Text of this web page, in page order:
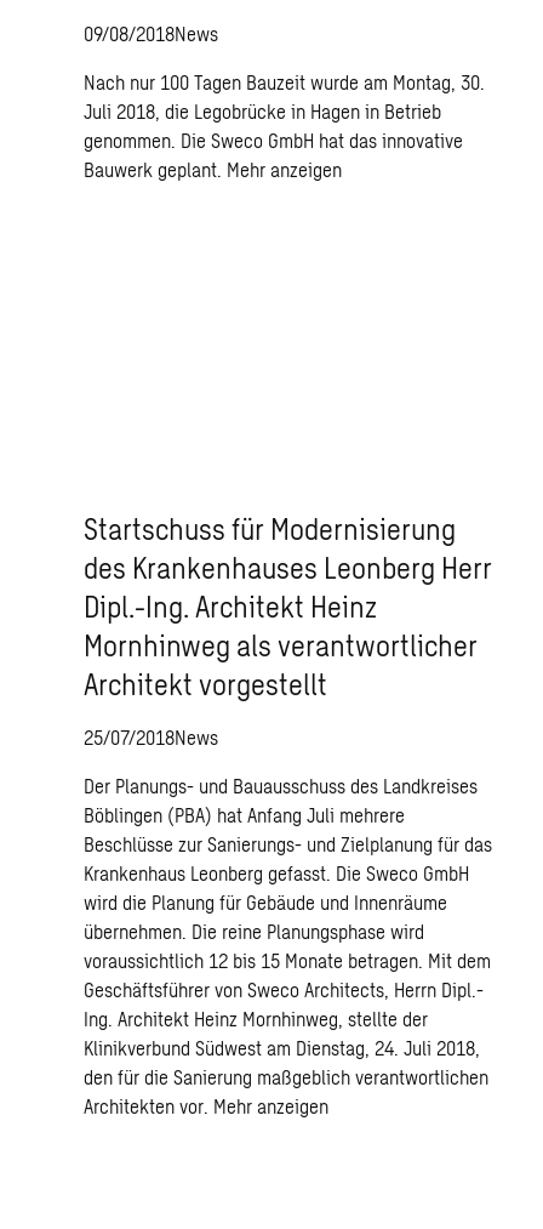
09/08/2018News
Nach nur 100 Tagen Bauzeit wurde am Montag, 30.
Juli 2018, die Legobrücke in Hagen in Betrieb
genommen. Die Sweco GmbH hat das innovative
Bauwerk geplant. Mehr anzeigen
Startschuss für Modernisierung
des Krankenhauses Leonberg Herr
Dipl.-Ing. Architekt Heinz
Mornhinweg als verantwortlicher
Architekt vorgestellt
25/07/2018News
Der Planungs- und Bauausschuss des Landkreises
Böblingen (PBA) hat Anfang Juli mehrere
Beschlüsse zur Sanierungs- und Zielplanung für das
Krankenhaus Leonberg gefasst. Die Sweco GmbH
wird die Planung für Gebäude und Innenräume
übernehmen. Die reine Planungsphase wird
voraussichtlich 12 bis 15 Monate betragen. Mit dem
Geschäftsführer von Sweco Architects, Herrn Dipl.-
Ing. Architekt Heinz Mornhinweg, stellte der
Klinikverbund Südwest am Dienstag, 24. Juli 2018,
den für die Sanierung maßgeblich verantwortlichen
Architekten vor. Mehr anzeigen